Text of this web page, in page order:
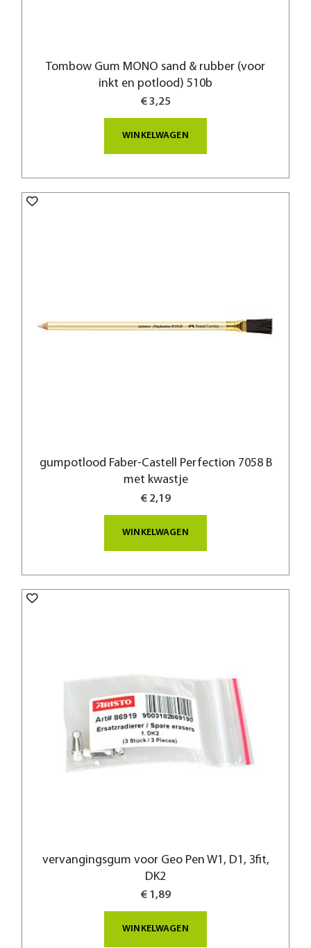
Tombow Gum MONO sand & rubber (voor
inkt en potlood) 510b
€ 3,25
WINKELWAGEN
gumpotlood Faber-Castell Perfection 7058 B
met kwastje
€ 2,19
WINKELWAGEN
vervangingsgum voor Geo Pen W1, D1, 3fit,
DK2
€ 1,89
WINKELWAGEN